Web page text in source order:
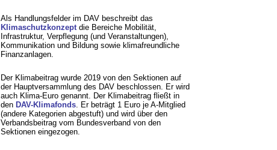
Als Handlungsfelder im DAV beschreibt das
Klimaschutzkonzeptdie Bereiche Mobilität,
Infrastruktur, Verpflegung (und Veranstaltungen),
Kommunikation und Bildung sowie klimafreundliche
Finanzanlagen.
Der Klimabeitrag wurde 2019 von den Sektionen auf
der Hauptversammlung des DAV beschlossen. Er wird
auch Klima-Euro genannt. Der Klimabeitrag fließt in
den DAV-Klimafonds. Er beträgt 1 Euro je A-Mitglied
(andere Kategorien abgestuft) und wird über den
Verbandsbeitrag vom Bundesverband von den
Sektionen eingezogen.